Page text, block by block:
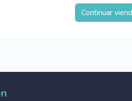
Continuar